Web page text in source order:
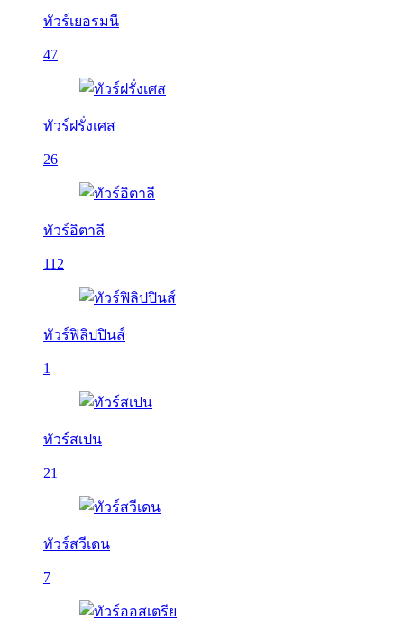
ทัวร์เยอรมนี
47
ทัวร์ฝรั่งเศส
26
ทัวร์อิตาลี
112
ทัวร์ฟิลิปปินส์
1
ทัวร์สเปน
21
ทัวร์สวีเดน
7